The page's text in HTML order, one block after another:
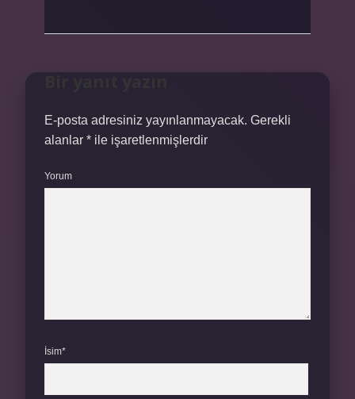
E-posta adresiniz yayınlanmayacak. Gerekli
alanlar * ile işaretlenmişlerdir
Yorum
İsim*